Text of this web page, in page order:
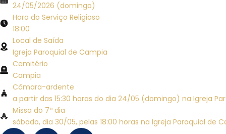
24/05/2026 (domingo)
Hora do Serviço Religioso
18:00
Local de Saída
Igreja Paroquial de Campia
Cemitério
Campia
Câmara-ardente
a partir das 15:30 horas do dia 24/05 (domingo) na Igreja
Missa do 7º dia
sábado, dia 30/05, pelas 18:00 horas na Igreja Paroquial de